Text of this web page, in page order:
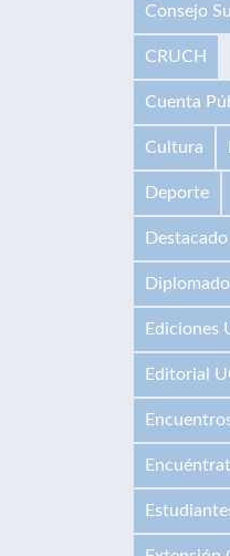
Consejo
CRUCH
Cuenta
Cultura
Deporte
Destacado
Ediciones
Editorial